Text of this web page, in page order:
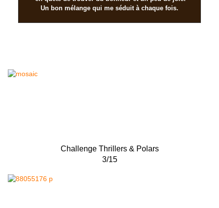
Un bon mélange qui me séduit à chaque fois.
Challenge Thrillers & Polars
3/15